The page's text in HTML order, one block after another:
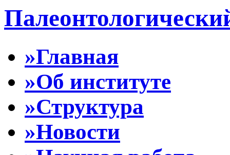
»Главная
»Об институте
»Структура
»Новости